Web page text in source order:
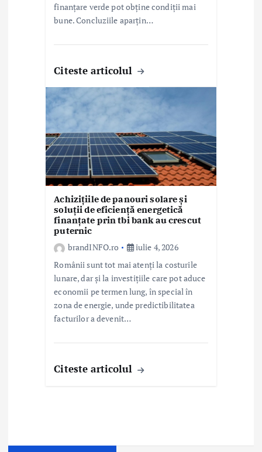
finanțare verde pot obține condiții mai
bune. Concluziile aparțin…
Citeste articolul
Achizițiile de panouri solare și
soluții de eficiență energetică
finanțate prin tbi bank au crescut
puternic
brandINFO.ro
iulie 4, 2026
Românii sunt tot mai atenți la costurile
lunare, dar și la investițiile care pot aduce
economii pe termen lung, în special în
zona de energie, unde predictibilitatea
facturilor a devenit…
Citeste articolul